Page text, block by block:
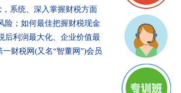
系统、深入掌握财税方面
险；如何最佳把握财税现金
后利润最大化、企业价值最
财税网(又名“智董网”)会员